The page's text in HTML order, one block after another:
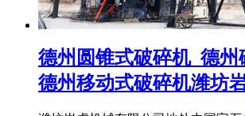
德州圆锥式破碎机_德州
德州移动式破碎机潍坊